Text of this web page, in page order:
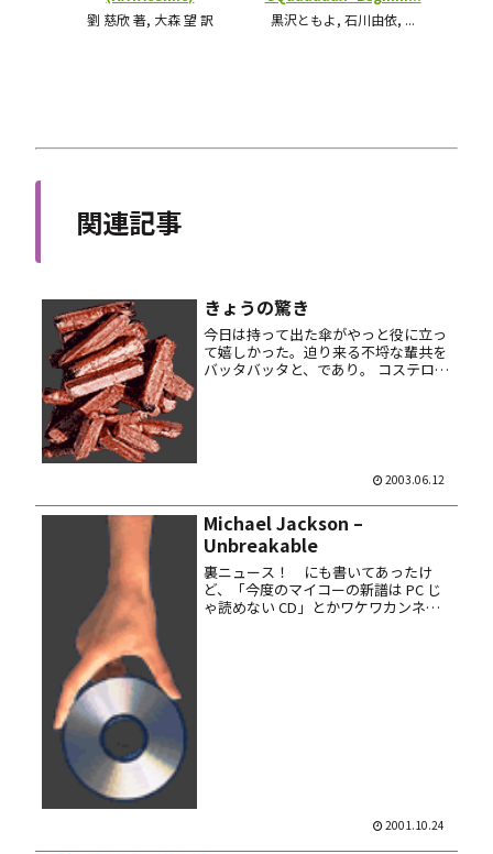
関連記事
きょうの驚き
今日は持って出た傘がやっと役に立っ
て嬉しかった。迫り来る不埒な輩共を
バッタバッタと、であり。 コステロの
2003.06.12
Michael Jackson –
Unbreakable
裏ニュース！ にも書いてあったけ
ど、「今度のマイコーの新譜は PC じ
ゃ読めない CD」とかワケワカンネー
2001.10.24